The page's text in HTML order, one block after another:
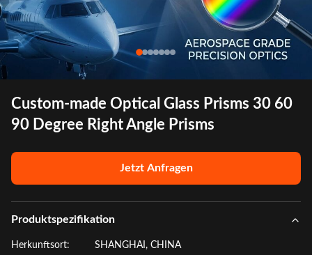
Custom-made Optical Glass Prisms 30 60
90 Degree Right Angle Prisms
Jetzt Anfragen
Produktspezifikation
Herkunftsort:
SHANGHAI, CHINA